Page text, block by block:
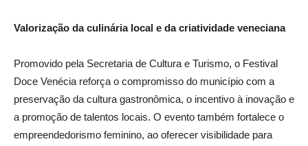
Valorização da culinária local e da criatividade veneciana
Promovido pela Secretaria de Cultura e Turismo, o Festival
Doce Venécia reforça o compromisso do município com a
preservação da cultura gastronômica, o incentivo à inovação e
a promoção de talentos locais. O evento também fortalece o
empreendedorismo feminino, ao oferecer visibilidade para